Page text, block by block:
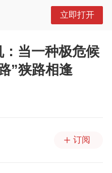
立即打开
当一种极危候
”狭路相逢
订阅